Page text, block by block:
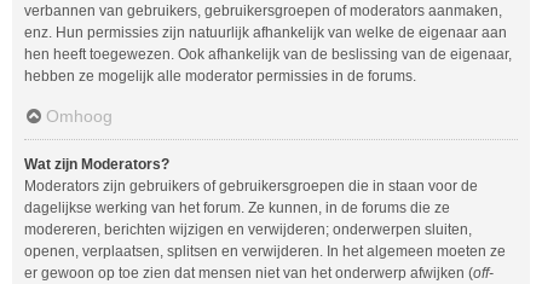
verbannen van gebruikers, gebruikersgroepen of moderators aanmaken,
enz. Hun permissies zijn natuurlijk afhankelijk van welke de eigenaar aan
hen heeft toegewezen. Ook afhankelijk van de beslissing van de eigenaar,
hebben ze mogelijk alle moderator permissies in de forums.
Omhoog
Wat zijn Moderators?
Moderators zijn gebruikers of gebruikersgroepen die in staan voor de
dagelijkse werking van het forum. Ze kunnen, in de forums die ze
modereren, berichten wijzigen en verwijderen; onderwerpen sluiten,
openen, verplaatsen, splitsen en verwijderen. In het algemeen moeten ze
er gewoon op toe zien dat mensen niet van het onderwerp afwijken (off-